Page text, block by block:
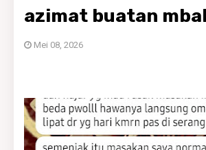
azimat buatan
Mei 08, 2026